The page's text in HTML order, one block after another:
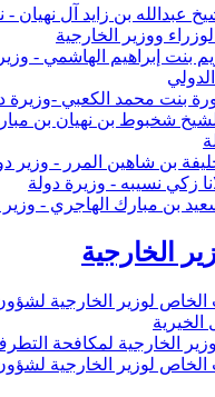
عبدالله بن زايد آل نهيان
ووزير الخارجية
بنت إبراهيم الهاشمي -
بنت محمد الكعبي -وزيرة
شخبوط بن نهيان بن
بن شاهين المرر - وزير
زكي نسيبه - وزيرة دولة
بن مبارك الهاجري - وزير
الخارجية
الخاص لوزير الخارجية
الخيرية
الخارجية لمكافحة
الخاص لوزير الخارجية